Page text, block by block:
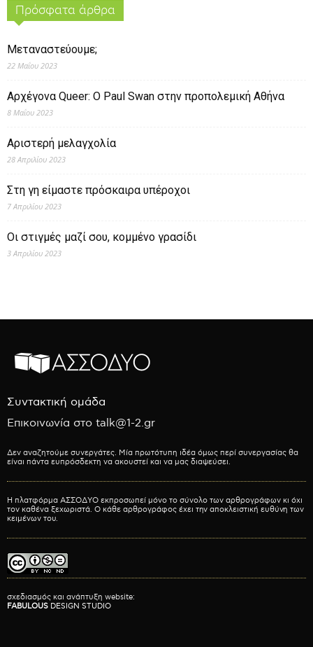
Πρόσφατα άρθρα
Μεταναστεύουμε;
22 Μαΐου 2023
Αρχέγονα Queer: O Paul Swan στην προπολεμική Αθήνα
8 Μαΐου 2023
Αριστερή μελαγχολία
28 Απριλίου 2023
Στη γη είμαστε πρόσκαιρα υπέροχοι
7 Απριλίου 2023
Οι στιγμές μαζί σου, κομμένο γρασίδι
3 Απριλίου 2023
Συντακτική ομάδα
Επικοινωνία στο talk@1-2.gr
Δεν αναζητούμε συνεργάτες. Μία πρωτότυπη ιδέα όμως περί συνεργασίας θα
είναι πάντα ευπρόσδεκτη να ακουστεί και να μας διαψεύσει.
Η πλατφόρμα ΑΣΣΟΔΥΟ εκπροσωπεί μόνο το σύνολο των αρθρογράφων κι όχι
τον καθένα ξεχωριστά. Ο κάθε αρθρογράφος έχει την αποκλειστική ευθύνη των
κειμένων του.
σχεδιασμός και ανάπτυξη website:
FABULOUS DESIGN STUDIO